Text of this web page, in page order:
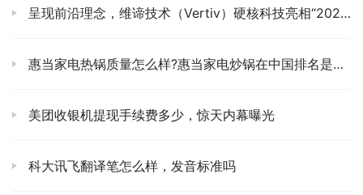
呈现前沿理念，维谛技术（Vertiv）硬核科技亮相“2023国际数字能源展”
惠当家电热锅质量怎么样?惠当家电炒锅在中国排名是品牌吗
美团收银机提现手续费多少，惊天内幕曝光
科大讯飞翻译笔怎么样，发音标准吗